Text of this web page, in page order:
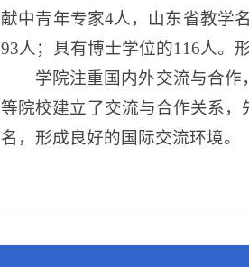
献中青年专家4人，山东省教学
93人；具有博士学位的116人。
学院注重国内外交流与合
等院校建立了交流与合作关系
名，形成良好的国际交流环境。